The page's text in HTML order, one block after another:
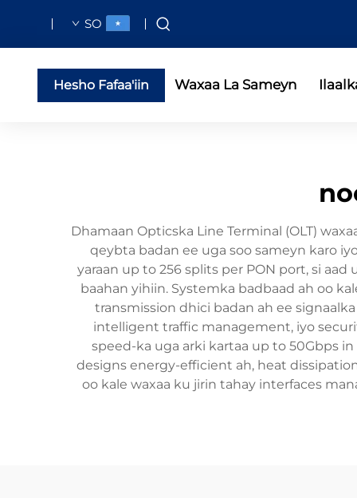
SO
Waxaa La Sameyn
Hesho Fafaa'iin
Dhamaan Opticska Line Terminal (OLT)
qeybta badan ee uga soo sameyn karo
yaraan up to 256 splits per PON port, si
baahan yihiin. Systemka badbaad ah oo
transmission dhici badan ah ee
intelligent traffic management, iyo
speed-ka uga arki kartaa up to 50Gbps
designs energy-efficient ah, heat
oo kale waxaa ku jirin tahay interfaces